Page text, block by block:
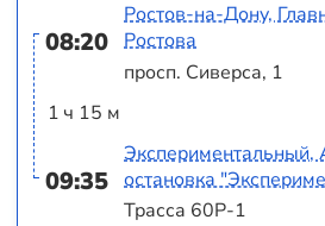
08:20
1 ч 15 м
09:35
Ростов-на-Дону,
Ростова
просп. Сиверса, 1
Экспериментальный,
остановка
Трасса 60Р-1